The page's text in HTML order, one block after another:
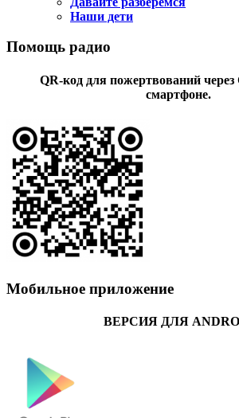
Наши дети
Помощь радио
QR-код для пожертвований
смартфоне.
Мобильное приложение
ВЕРСИЯ ДЛЯ